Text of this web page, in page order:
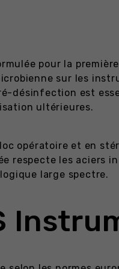
pour la
sur les
désinfection est
ultérieures.
opératoire et en
respecte les aciers
large spectre.